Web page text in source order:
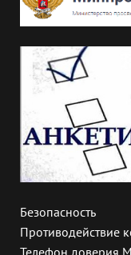
Безопасность
Противодействие